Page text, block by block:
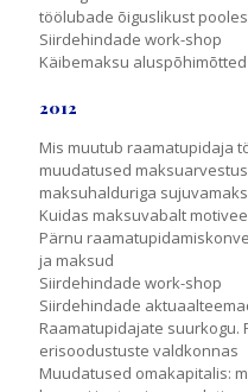
töölubade õiguslikust
Siirdehindade work-shop
Käibemaksu
2012
Mis muutub raamatupidaja
muudatused
maksuhalduriga sujuvamaks
Kuidas maksuvabalt
Pärnu
ja maksud
Siirdehindade work-shop
Siirdehindade
Raamatupidajate suurkogu.
erisoodustuste valdkonnas
Muudatused omakapitalis: